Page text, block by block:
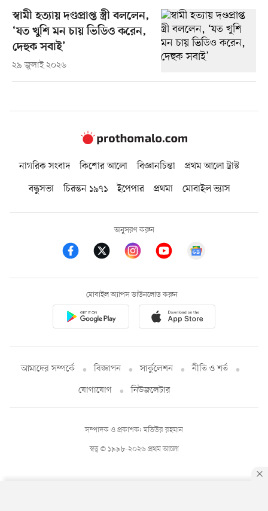
স্বামী হত্যায় দণ্ডপ্রাপ্ত স্ত্রী বললেন,
‘যত খুশি মন চায় ভিডিও করেন,
দেহুক সবাই’
২৯ জুলাই ২০২৬
নাগরিক সংবাদ কিশোর আলো বিজ্ঞানচিন্তা
প্রথম আলো ট্রাস্ট
বন্ধুসভা
চিরন্তন ১৯৭১ ইপেপার প্রথমা মোবাইল ভ্যাস
অনুসরণ করুন
মোবাইল অ্যাপস ডাউনলোড করুন
আমাদের সম্পর্কে বিজ্ঞাপন সার্কুলেশন
নীতি ও শর্ত
যোগাযোগ
নিউজলেটার
স্বত্ব © ১৯৯৮-২০২৬ প্রথম আলো
সম্পাদক ও প্রকাশক: মতিউর রহমান